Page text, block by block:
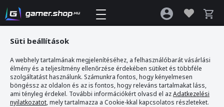
Gamer webshop >Edifier HECATE G2BT Vezeték Nélküli Gamer Headset
Süti beállítások
A webhely tartalmának megjelenítéséhez, a felhasználóbarát vásárlási
élmény és a teljesítmény ellenőrzése érdekében sütiket és többféle
szolgáltatást használunk. Számunkra fontos, hogy kényelmesen
böngéssz az oldalon és az is fontos, hogy releváns tartalmakat láss,
ami tényleg érdekel. További információkért olvasd el azAdatkezelési
nyilatkozatot, mely tartalmazza a Cookie-kkal kapcsolatos részleteket.